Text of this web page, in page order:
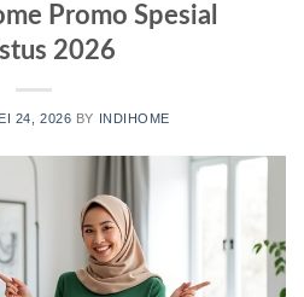
Promo Spesial
2026
24, 2026 BY INDIHOME